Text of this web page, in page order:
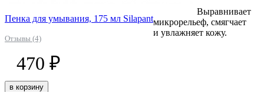
Пенка для умывания, 175 мл Silapant
Отзывы (4)
Выравнивает
микрорельеф, смягчает
и увлажняет кожу.
470 ₽
в корзину